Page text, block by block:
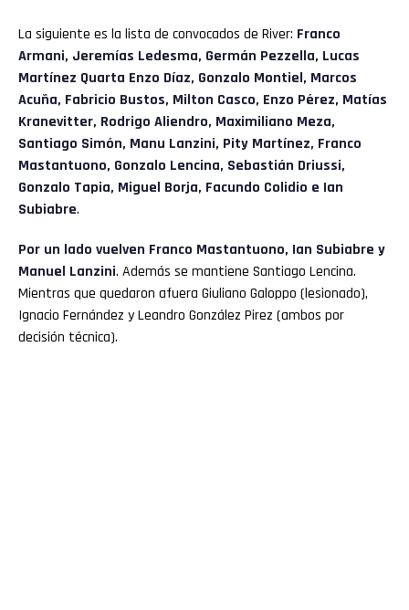
La siguiente es la lista de convocados de River: Franco
Armani, Jeremías Ledesma, Germán Pezzella, Lucas
Martínez Quarta Enzo Díaz, Gonzalo Montiel, Marcos
Acuña, Fabricio Bustos, Milton Casco, Enzo Pérez, Matías
Kranevitter, Rodrigo Aliendro, Maximiliano Meza,
Santiago Simón, Manu Lanzini, Pity Martínez, Franco
Mastantuono, Gonzalo Lencina, Sebastián Driussi,
Gonzalo Tapia, Miguel Borja, Facundo Colidio e Ian
Subiabre.
Por un lado vuelven Franco Mastantuono, Ian Subiabre y
Manuel Lanzini. Además se mantiene Santiago Lencina.
Mientras que quedaron afuera Giuliano Galoppo (lesionado),
Ignacio Fernández y Leandro González Pirez (ambos por
decisión técnica).